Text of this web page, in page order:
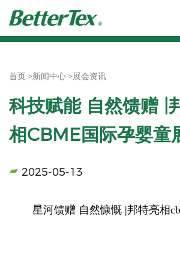
首页 >新闻中心 >展会资讯
科技赋能 自然馈赠 |
相CBME国际孕婴童
2025-05-13
星河馈赠 自然慷慨 |邦特亮相